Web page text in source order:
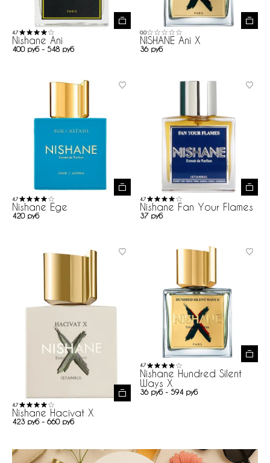
4.7
Nishane Ani
400 руб - 548 руб
0.0
NISHANE Ani X
36 руб
4.7
Nishane Ege
420 руб
4.7
Nishane Fan Your Flames
37 руб
4.7
Nishane Hacivat X
423 руб - 660 руб
4.7
Nishane Hundred Silent
Ways X
36 руб - 594 руб